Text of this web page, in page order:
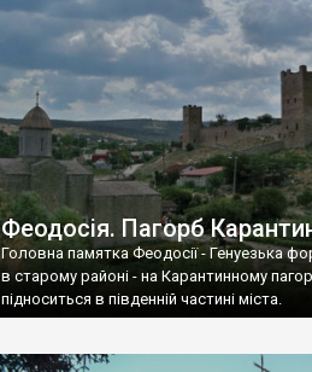
Феодосія. Пагорб
Головна памятка Феодосії - Генуезька
в старому районі - на Карантинному
підноситься в південній частині міста.